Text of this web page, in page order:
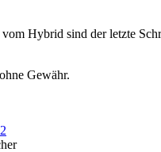
vom Hybrid sind der letzte
Gewähr.